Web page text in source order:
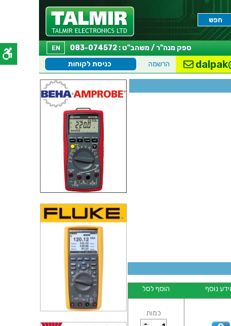
EN
ספק מנה"ר / משהב"ט : 083-074572
כניסת לקוחות הרשמה
נוסף הוסף לסל
כמות